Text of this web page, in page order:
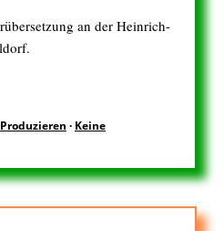
an der Heinrich-
Produzieren · Keine